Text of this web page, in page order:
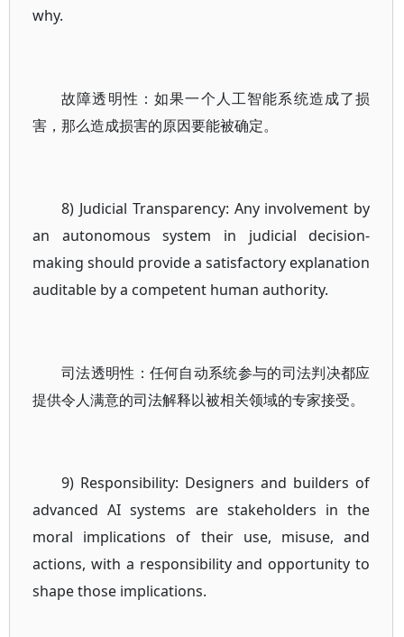
why.
故障透明性：如果一个人工智能系统造成了损
害，那么造成损害的原因要能被确定。
8) Judicial Transparency: Any involvement by
an autonomous system in judicial decision-
making should provide a satisfactory explanation
auditable by a competent human authority.
司法透明性：任何自动系统参与的司法判决都应
提供令人满意的司法解释以被相关领域的专家接受。
9) Responsibility: Designers and builders of
advanced AI systems are stakeholders in the
moral implications of their use, misuse, and
actions, with a responsibility and opportunity to
shape those implications.